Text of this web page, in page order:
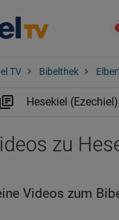
TV Bibelthek
zu
Videos zum